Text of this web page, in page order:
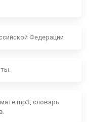
Федерации
mp3, словарь